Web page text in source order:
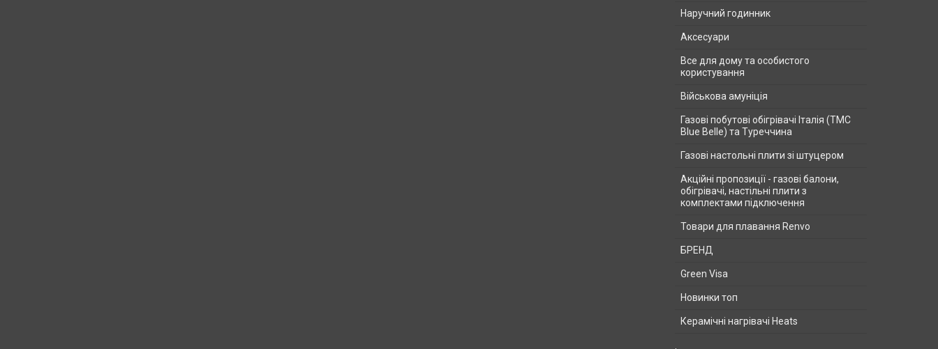
Наручний годинник
Аксесуари
Все для дому та особистого
користування
Військова амуніція
Газові побутові обігрівачі Італія (ТМС
Blue Belle) та Туреччина
Газові настольні плити зі штуцером
Акційні пропозиції - газові балони,
обігрівачі, настільні плити з
комплектами підключення
Товари для плавання Renvo
БРЕНД
Green Visa
Новинки топ
Керамічні нагрівачі Heats